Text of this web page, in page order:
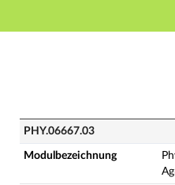
PHY.06667.03 -
PHY.06667.03
Modulbezeichnung